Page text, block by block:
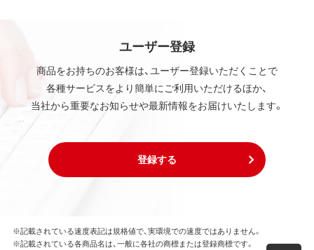
ユーザー登録
商品をお持ちのお客様は、ユーザー登録いただくことで
各種サービスをより簡単にご利用いただけるほか、
当社から重要なお知らせや最新情報をお届けいたします。
登録する
※記載されている速度表記は規格値で、実環境での速度ではありません。
※記載されている各商品名は、一般に各社の商標または登録商標です。